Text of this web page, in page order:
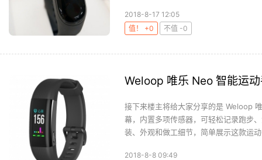
2018-8-17 12:05
值！ +0
不值 -0
Weloop 唯乐 Neo 智能运
接下来楼主将给大家分享的是 Weloop
幕，内置多项传感器，可轻松记录跑步
装、外观和做工细节，简单展示这款运
2018-8-8 09:49